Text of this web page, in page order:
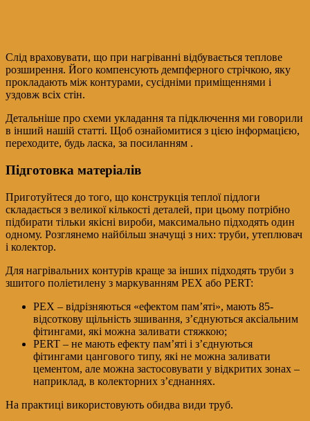
Слід враховувати, що при нагріванні відбувається теплове
розширення. Його компенсують демпферного стрічкою, яку
прокладають між контурами, сусідніми приміщеннями і
уздовж всіх стін.
Детальніше про схеми укладання та підключення ми говорили
в інший нашій статті. Щоб ознайомитися з цією інформацією,
переходите, будь ласка, за посиланням .
Підготовка матеріалів
Приготуйтеся до того, що конструкція теплої підлоги
складається з великої кількості деталей, при цьому потрібно
підбирати тільки якісні вироби, максимально підходять один
одному. Розглянемо найбільш значущі з них: труби, утеплювач
і колектор.
Для нагрівальних контурів краще за інших підходять труби з
зшитого поліетилену з маркуванням PEX або PERT:
PEX – відрізняються «ефектом пам’яті», мають 85-
відсоткову щільність зшивання, з’єднуються аксіальним
фітингами, які можна заливати стяжкою;
PERT – не мають ефекту пам’яті і з’єднуються
фітингами цангового типу, які не можна заливати
цементом, але можна застосовувати у відкритих зонах –
наприклад, в колекторних з’єднаннях.
На практиці використовують обидва види труб.